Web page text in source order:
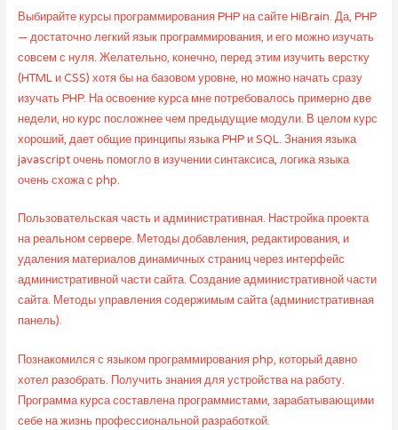
Выбирайте курсы программирования PHP на сайте HiBrain. Да, PHP
— достаточно легкий язык программирования, и его можно изучать
совсем с нуля. Желательно, конечно, перед этим изучить верстку
(HTML и CSS) хотя бы на базовом уровне, но можно начать сразу
изучать PHP. На освоение курса мне потребовалось примерно две
недели, но курс посложнее чем предыдущие модули. В целом курс
хороший, дает общие принципы языка PHP и SQL. Знания языка
javascript очень помогло в изучении синтаксиса, логика языка
очень схожа с php.
Пользовательская часть и административная. Настройка проекта
на реальном сервере. Методы добавления, редактирования, и
удаления материалов динамичных страниц через интерфейс
административной части сайта. Создание административной части
сайта. Методы управления содержимым сайта (административная
панель).
Познакомился с языком программирования php, который давно
хотел разобрать. Получить знания для устройства на работу.
Программа курса составлена программистами, зарабатывающими
себе на жизнь профессиональной разработкой.